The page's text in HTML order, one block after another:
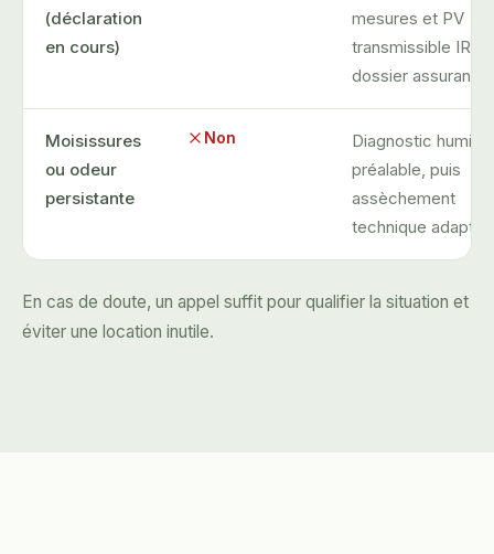
(déclaration
en cours)
mesures et PV
transmissible IRSI /
dossier assurance.
Moisissures
ou odeur
persistante
Non
Diagnostic
préalable, puis
assèchement
technique adapté.
En cas de doute, un appel suffit pour qualifier la situation et
éviter une location inutile.